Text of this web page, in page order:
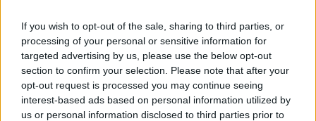
If you wish to opt-out of the sale, sharing to third parties, or
processing of your personal or sensitive information for
targeted advertising by us, please use the below opt-out
section to confirm your selection. Please note that after your
opt-out request is processed you may continue seeing
interest-based ads based on personal information utilized by
us or personal information disclosed to third parties prior to
A főbb indexek közül a DAX és a FTSE 0,2, míg a francia
CAC-40 0,1%-kal csökkent.A kereskedést mindenütt kivárás
jellemzi, a befektetők elsősorban a hét második felében
megjelenő amerikai makroadatokra fókuszálnak, bár
igazán fajsúlyos adatok ezúttal nem lesznek. Csütörtökön
a szokásos munkanélküliségi adatok, pénteken pedig az